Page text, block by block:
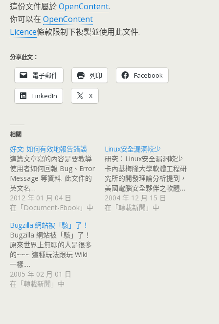
這份文件屬於OpenContent.
你可以在 OpenContent
Licence條款限制下複製並使用此文件.
分享此文：
電子郵件 列印 Facebook
LinkedIn X
相關
好文: 如何有效地報告錯誤
這篇文章寫的內容是要教導
使用者如何回報 Bug、Error
Message 等資料. 此文件的
英文名…
2012 年 01 月 04 日
在「Document-Ebook」中
Linux安全漏洞較少
研究：Linux安全漏洞較少
卡內基梅隆大學軟體工程研
究所的開發理論分析提到，
美國電腦安全夥伴之軟體…
2004 年 12 月 15 日
在「轉載新聞」中
Bugzilla 網站被「駭」了！
Bugzilla 網站被「駭」了！
原來世界上無聊的人是很多
的~~~ 這種玩法跟玩 Wiki
一樣.…
2005 年 02 月 01 日
在「轉載新聞」中